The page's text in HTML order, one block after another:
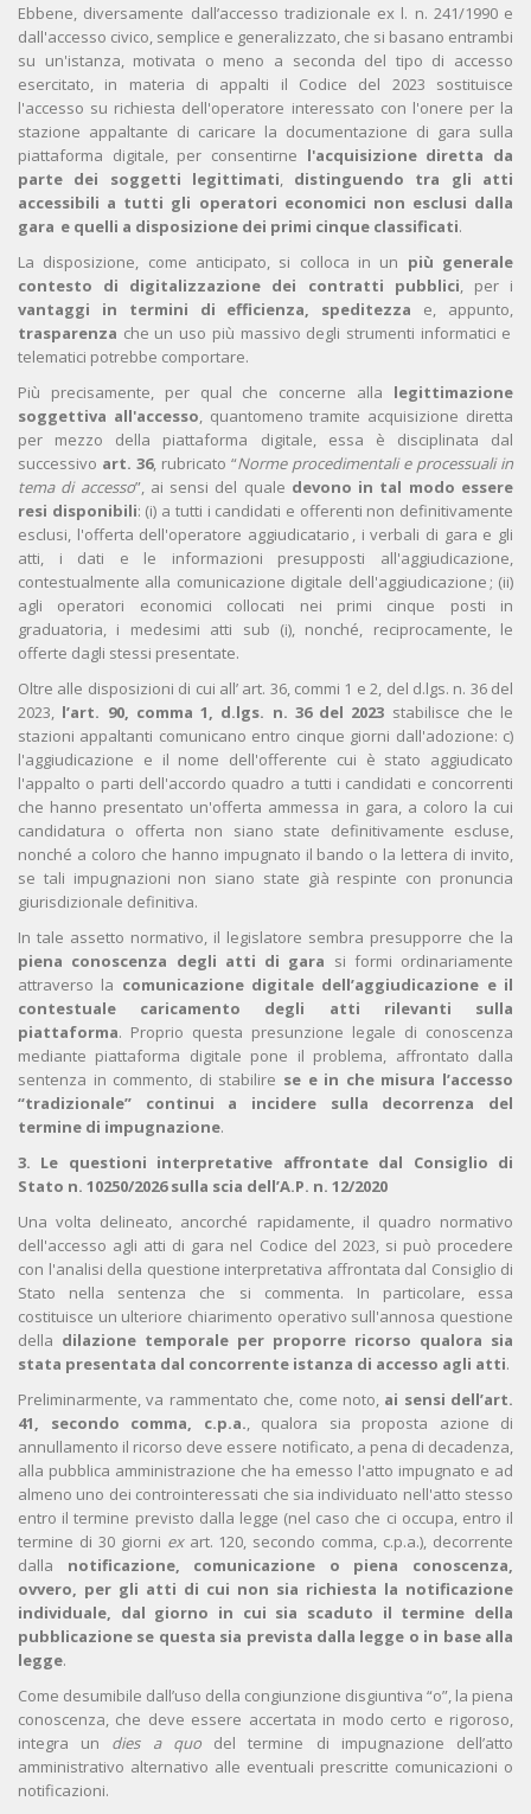
Ebbene, diversamente dall’accesso tradizionale ex l. n. 241/1990 e
dall'accesso civico, semplice e generalizzato, che si basano entrambi
su un'istanza, motivata o meno a seconda del tipo di accesso
esercitato, in materia di appalti il Codice del 2023 sostituisce
l'accesso su richiesta dell'operatore interessato con l'onere per la
stazione appaltante di caricare la documentazione di gara sulla
piattaforma digitale, per consentirne l'acquisizione diretta da
parte dei soggetti legittimati, distinguendo tra gli atti
accessibili a tutti gli operatori economici non esclusi dalla
gara e quelli a disposizione dei primi cinque classificati.
La disposizione, come anticipato, si colloca in un più generale
contesto di digitalizzazione dei contratti pubblici, per i
vantaggi in termini di efficienza, speditezza e, appunto,
trasparenza che un uso più massivo degli strumenti informatici e
telematici potrebbe comportare.
Più precisamente, per qual che concerne alla legittimazione
soggettiva all'accesso, quantomeno tramite acquisizione diretta
per mezzo della piattaforma digitale, essa è disciplinata dal
successivo art. 36, rubricato “Norme procedimentali e processuali in
tema di accesso”, ai sensi del quale devono in tal modo essere
resi disponibili: (i) a tutti i candidati e offerenti non definitivamente
esclusi, l'offerta dell'operatore aggiudicatario , i verbali di gara e gli
atti, i dati e le informazioni presupposti all'aggiudicazione,
contestualmente alla comunicazione digitale dell'aggiudicazione ; (ii)
agli operatori economici collocati nei primi cinque posti in
graduatoria, i medesimi atti sub (i), nonché, reciprocamente, le
offerte dagli stessi presentate.
Oltre alle disposizioni di cui all’ art. 36, commi 1 e 2, del d.lgs. n. 36 del
2023, l’art. 90, comma 1, d.lgs. n. 36 del 2023 stabilisce che le
stazioni appaltanti comunicano entro cinque giorni dall'adozione: c)
l'aggiudicazione e il nome dell'offerente cui è stato aggiudicato
l'appalto o parti dell'accordo quadro a tutti i candidati e concorrenti
che hanno presentato un'offerta ammessa in gara, a coloro la cui
candidatura o offerta non siano state definitivamente escluse,
nonché a coloro che hanno impugnato il bando o la lettera di invito,
se tali impugnazioni non siano state già respinte con pronuncia
giurisdizionale definitiva.
In tale assetto normativo, il legislatore sembra presupporre che la
piena conoscenza degli atti di gara si formi ordinariamente
attraverso la comunicazione digitale dell’aggiudicazione e il
contestuale caricamento degli atti rilevanti sulla
piattaforma. Proprio questa presunzione legale di conoscenza
mediante piattaforma digitale pone il problema, affrontato dalla
sentenza in commento, di stabilire se e in che misura l’accesso
“tradizionale” continui a incidere sulla decorrenza del
termine di impugnazione.
3. Le questioni interpretative affrontate dal Consiglio di
Stato n. 10250/2026 sulla scia dell’A.P. n. 12/2020
Una volta delineato, ancorché rapidamente, il quadro normativo
dell'accesso agli atti di gara nel Codice del 2023, si può procedere
con l'analisi della questione interpretativa affrontata dal Consiglio di
Stato nella sentenza che si commenta. In particolare, essa
costituisce un ulteriore chiarimento operativo sull'annosa questione
della dilazione temporale per proporre ricorso qualora sia
stata presentata dal concorrente istanza di accesso agli atti.
Preliminarmente, va rammentato che, come noto, ai sensi dell’art.
41, secondo comma, c.p.a., qualora sia proposta azione di
annullamento il ricorso deve essere notificato, a pena di decadenza,
alla pubblica amministrazione che ha emesso l'atto impugnato e ad
almeno uno dei controinteressati che sia individuato nell'atto stesso
entro il termine previsto dalla legge (nel caso che ci occupa, entro il
termine di 30 giorni exart. 120, secondo comma, c.p.a.), decorrente
dalla notificazione, comunicazione o piena conoscenza,
ovvero, per gli atti di cui non sia richiesta la notificazione
individuale, dal giorno in cui sia scaduto il termine della
pubblicazione se questa sia prevista dalla legge o in base alla
legge.
Come desumibile dall’uso della congiunzione disgiuntiva “o”, la piena
conoscenza, che deve essere accertata in modo certo e rigoroso,
integra un dies a quodel termine di impugnazione dell’atto
amministrativo alternativo alle eventuali prescritte comunicazioni o
notificazioni.